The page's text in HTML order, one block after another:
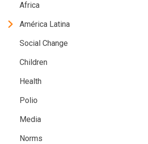
Africa
América Latina
Social Change
Children
Health
Polio
Media
Norms